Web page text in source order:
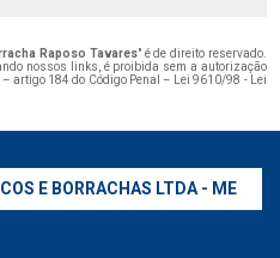
Raposo Tavares" é de direito reservado.
nossos links, é proibida sem a autorização
artigo 184 do Código Penal – Lei 9610/98 - Lei
E BORRACHAS LTDA - ME